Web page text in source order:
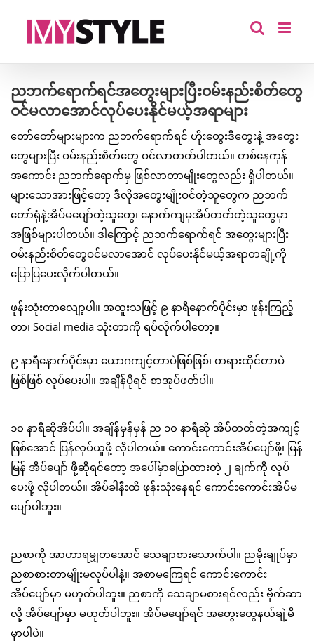
ညဘက်ရောက်ရင်အတွေးများပြီးဝမ်းနည်းစိတ်တွေ
ဝင်မလာအောင်လုပ်ပေးနိုင်မယ့်အရာများ
တော်တော်များများက ညဘက်ရောက်ရင် ဟိုးတွေးဒီတွေးနဲ့ အတွေး
တွေများပြီး ဝမ်းနည်းစိတ်တွေ ဝင်လာတတ်ပါတယ်။ တစ်နေကုန်
အကောင်း ညဘက်ရောက်မှ ဖြစ်လာတာမျိုးတွေလည်း ရှိပါတယ်။
များသောအားဖြင့်တော့ ဒီလိုအတွေးမျိုးဝင်တဲ့သူတွေက ညဘက်
တော်ရုံနဲ့အိပ်မပျော်တဲ့သူတွေ၊ နောက်ကျမှအိပ်တတ်တဲ့သူတွေမှာ
အဖြစ်များပါတယ်။ ဒါကြောင့် ညဘက်ရောက်ရင် အတွေးများပြီး
ဝမ်းနည်းစိတ်တွေဝင်မလာအောင် လုပ်ပေးနိုင်မယ့်အရာတချို့ကို
ပြောပြပေးလိုက်ပါတယ်။
ဖုန်းသုံးတာလျော့ပါ။ အထူးသဖြင့် ၉ နာရီနောက်ပိုင်းမှာ ဖုန်းကြည့်
တာ၊ Social media သုံးတာကို ရပ်လိုက်ပါတော့။
၉ နာရီနောက်ပိုင်းမှာ ယောဂကျင့်တာပဲဖြစ်ဖြစ်၊ တရားထိုင်တာပဲ
ဖြစ်ဖြစ် လုပ်ပေးပါ။ အချိန်ပိုရင် စာအုပ်ဖတ်ပါ။
၁၀ နာရီဆိုအိပ်ပါ။ အချိန်မှန်မှန် ည ၁၀ နာရီဆို အိပ်တတ်တဲ့အကျင့်
ဖြစ်အောင် ပြန်လုပ်ယူဖို့ လိုပါတယ်။ ကောင်းကောင်းအိပ်ပျော်ဖို့၊ မြန်
မြန် အိပ်ပျော် ဖို့ဆိုရင်တော့ အပေါ်မှာပြောထားတဲ့ ၂ ချက်ကို လုပ်
ပေးဖို့ လိုပါတယ်။ အိပ်ခါနီးထိ ဖုန်းသုံးနေရင် ကောင်းကောင်းအိပ်မ
ပျော်ပါဘူး။
ညစာကို အာဟာရမျှတအောင် သေချာစားသောက်ပါ။ ညမိုးချုပ်မှာ
ညစာစားတာမျိုးမလုပ်ပါနဲ့။ အစာမကြေရင် ကောင်းကောင်း
အိပ်ပျော်မှာ မဟုတ်ပါဘူး။ ညစာကို သေချာမစားရင်လည်း ဗိုက်ဆာ
လို့ အိပ်ပျော်မှာ မဟုတ်ပါဘူး။ အိပ်မပျော်ရင် အတွေးတွေနယ်ချဲ့မိ
မှာပါပဲ။